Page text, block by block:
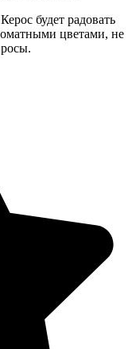
будет радовать
цветами, не